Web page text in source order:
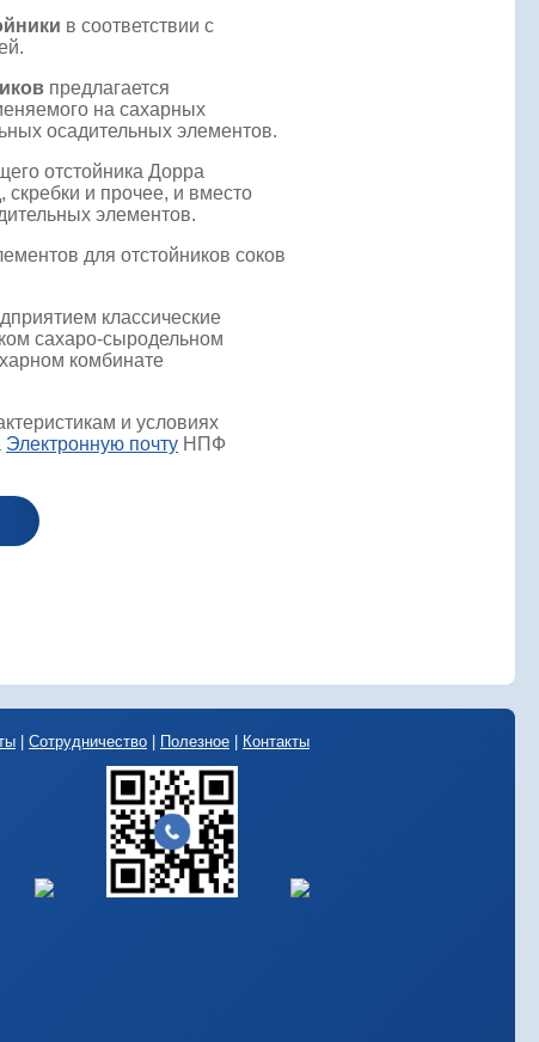
в соответствии с
предлагается
на сахарных
осадительных элементов.
отстойника Дорра
скребки и прочее, и вместо
элементов.
для отстойников соков
классические
сахаро-сыродельном
комбинате
и условиях
Электронную почту НПФ
Сотрудничество Полезное Контакты